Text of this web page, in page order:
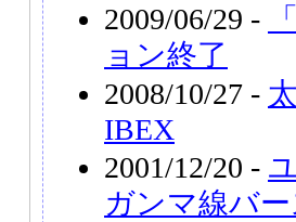
2009/06/29 -
ョン終了
2008/10/27 -
IBEX
2001/12/20 -
ガンマ線バ